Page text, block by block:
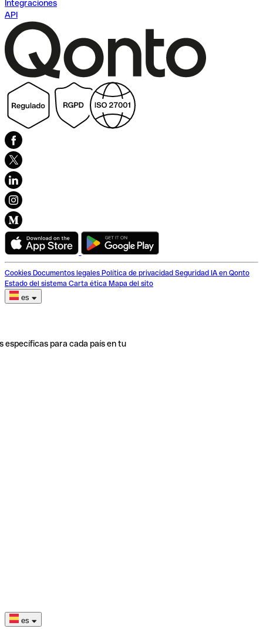
Integraciones
API
Cookies Documentos legales Política de privacidad Seguridad IA en Qonto
Estado del sistema Carta ética Mapa del sito
es
específicas para cada país en tu
es